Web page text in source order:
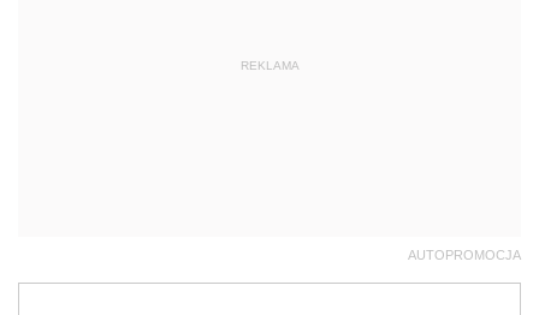
REKLAMA
AUTOPROMOCJA